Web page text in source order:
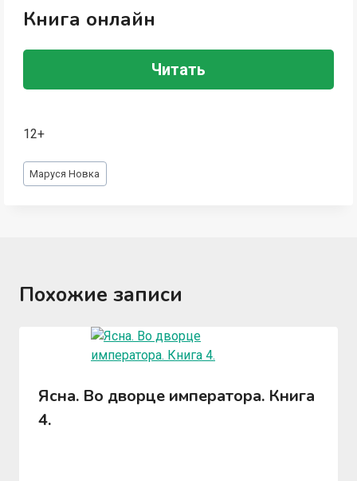
Книга онлайн
Читать
12+
Метки
записи:
Маруся Новка
Похожие записи
Ясна. Во дворце императора. Книга
4.